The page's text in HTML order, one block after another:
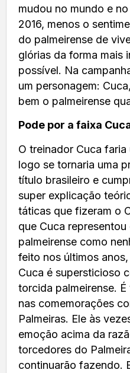
mudou no mundo e
2016, menos o
do palmeirense de
glórias da forma mais
possível. Na
um personagem:
bem o palmeirense
Pode por a faixa
O treinador Cuca
logo se tornaria uma
título brasileiro e
super explicação
táticas que fizeram o
que Cuca
palmeirense como
feito nos últimos
Cuca é supersticioso
torcida palmeirense.
nas comemorações
Palmeiras. Ele às
emoção acima da
torcedores do
continuarão fazendo.